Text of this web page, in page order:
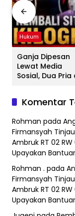
Hukum
Ganja Dipesan
Lewat Media
Sosial, Dua Pria
Satresnarkoba
Bekasi
Komentar
Rohman pada
Firmansyah
Ambruk RT 02
Upayakan
Rohman . pada
Firmansyah
Ambruk RT 02
Upayakan